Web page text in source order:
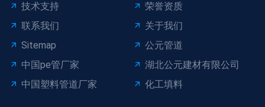
技术支持
荣誉资质
联系我们
关于我们
Sitemap
公元管道
中国pe管厂家
湖北公元建材有限公司
中国塑料管道厂家
化工填料